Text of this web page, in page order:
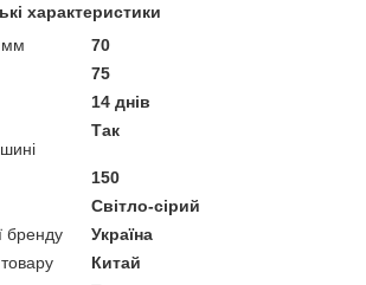
характеристики
мм
70
75
14 днів
Так
150
Світло-сірий
бренду
Україна
Китай